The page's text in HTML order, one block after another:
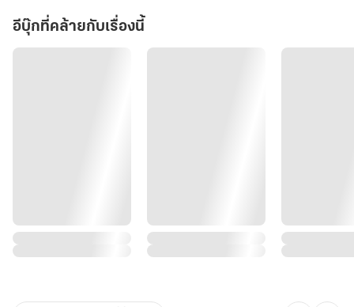
เป็นคนเดียวที่เห็นค่า และกล้าเอาชีวิตเข้าแลกเพื่อปกป้องเขาจากคน
ใจร้าย ท่ามกลางคำดูถูกและขวากหนาม สองมือที่หยาบกร้านจากการบด
ยาจะร่วมกันถักทอวาสนารักบทใหม่ให้งดงามสมดั่งใจปรารถนาได้หรือ
อีบุ๊กที่คล้ายกับเรื่องนี้